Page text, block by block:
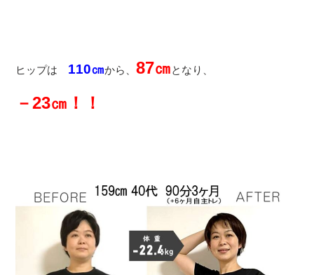
ヒップは 110㎝から、 87㎝となり、
－23㎝！！